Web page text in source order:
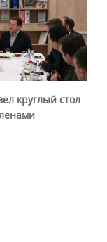
круглый стол